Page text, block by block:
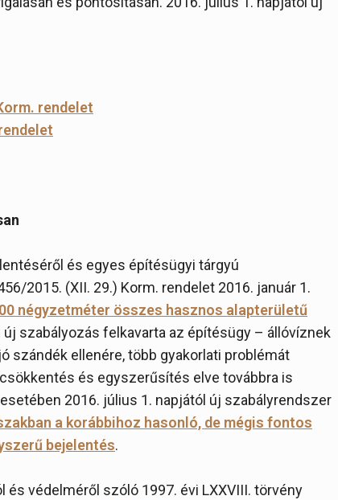
rendelet
és egyes építésügyi tárgyú
2015. (XII. 29.) Korm. rendelet 2016. január 1.
négyzetméter összes hasznos alapterületű
szabályozás felkavarta az építésügy – állóvíznek
szándék ellenére, több gyakorlati problémát
és egyszerűsítés elve továbbra is
2016. július 1. napjától új szabályrendszer
a korábbihoz hasonló, de mégis fontos
bejelentés.
védelméről szóló 1997. évi LXXVIII. törvény